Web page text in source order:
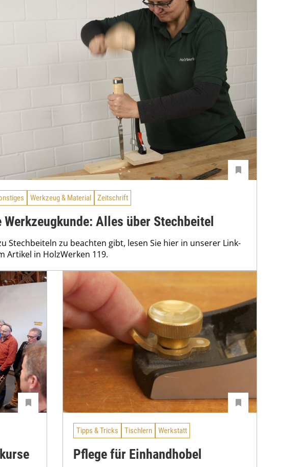
Werkzeug & Material Zeitschrift
Werkzeugkunde: Alles über Stechbeitel
Stechbeiteln zu beachten gibt, lesen Sie hier in unserer Link-
Artikel in HolzWerken 119.
Tipps & Tricks Tischlern Werkstatt
Pflege für Einhandhobel